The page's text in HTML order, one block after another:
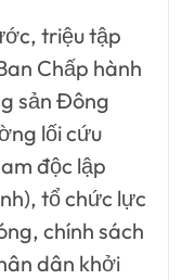
triệu tập
Chấp hành
sản Đông
lối cứu
độc lập
tổ chức lực
chính sách
dân khởi